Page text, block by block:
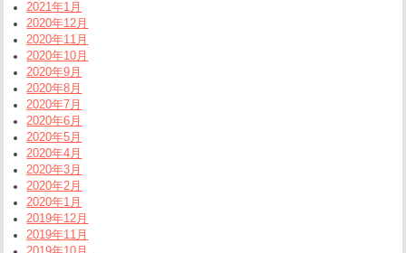
2021年1月
2020年12月
2020年11月
2020年10月
2020年9月
2020年8月
2020年7月
2020年6月
2020年5月
2020年4月
2020年3月
2020年2月
2020年1月
2019年12月
2019年11月